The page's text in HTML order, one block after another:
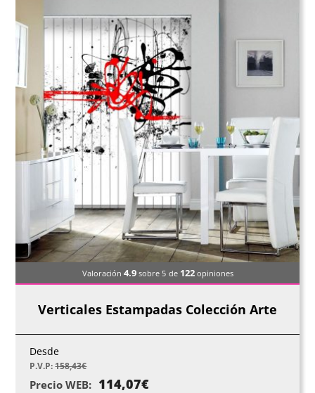
Valoración 4.9sobre 5 de 122opiniones
Verticales Estampadas Colección Arte
Desde
P.V.P:158,43€
Precio WEB: 114,07€